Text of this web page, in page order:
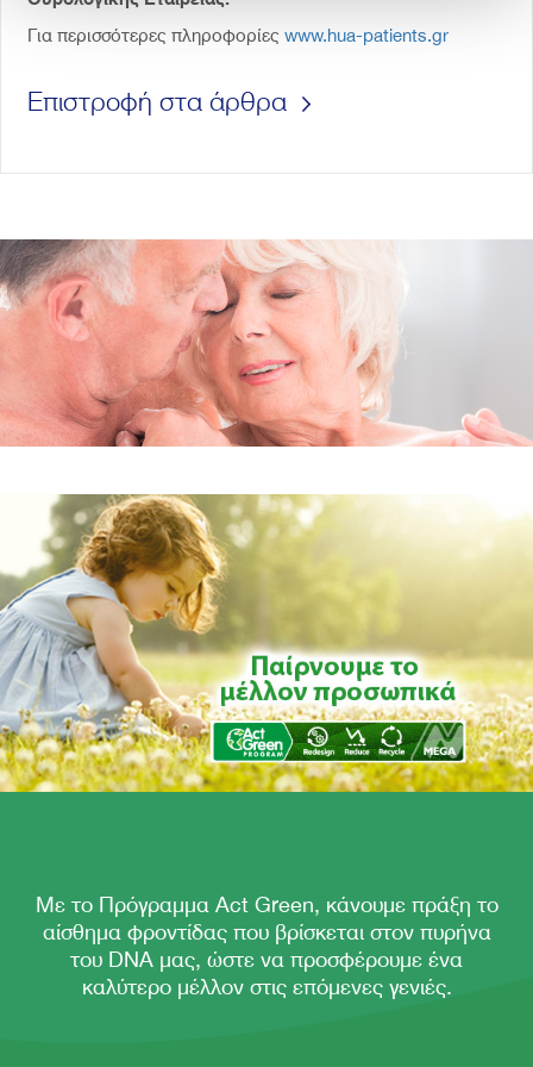
Για περισσότερες πληροφορίεςwww.hua-patients.gr
Επιστροφή στα άρθρα
Με το Πρόγραμμα Act Green, κάνουμε πράξη το
αίσθημα φροντίδας που βρίσκεται στον πυρήνα
του DNA μας, ώστε να προσφέρουμε ένα
καλύτερο μέλλον στις επόμενες γενιές.